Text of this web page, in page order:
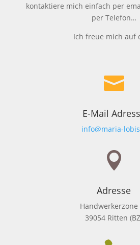
kontaktiere mich einfach per
per Telefon…
Ich freue mich auf

E-Mail
info@maria-

Adresse
Handwerkerzone
39054 Ritten